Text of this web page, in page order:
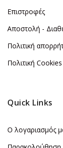
Επιστροφές
Αποστολή -
Πολιτική
Πολιτική Cookies
Quick Links
Ο λογαριασμός